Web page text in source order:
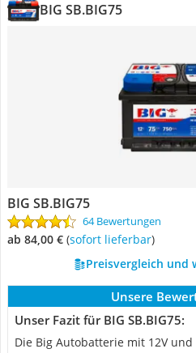
BIG SB.BIG75
BIG SB.BIG75
64 Bewertungen
ab 84,00 € ( Sofort lieferbar)
Preisvergleich und
Unsere
Unser Fazit für BIG SB.BIG75:
Die Big Autobatterie mit 12V